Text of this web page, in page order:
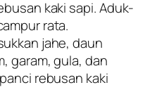
kaki sapi. Aduk-
rata.
jahe, daun
garam, gula, dan
rebusan kaki